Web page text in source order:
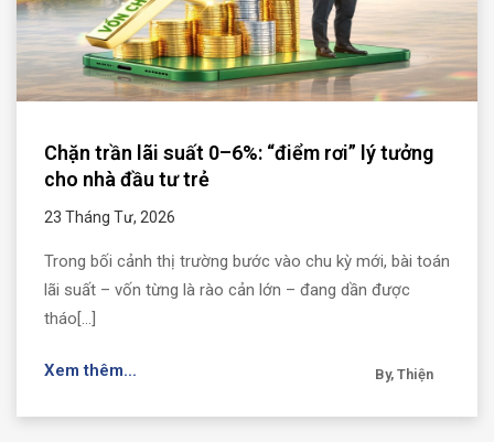
Chặn trần lãi suất 0–6%: “điểm rơi” lý tưởng
cho nhà đầu tư trẻ
23 Tháng Tư, 2026
Trong bối cảnh thị trường bước vào chu kỳ mới, bài toán
lãi suất – vốn từng là rào cản lớn – đang dần được
tháo[...]
Xem thêm... By, Thiện